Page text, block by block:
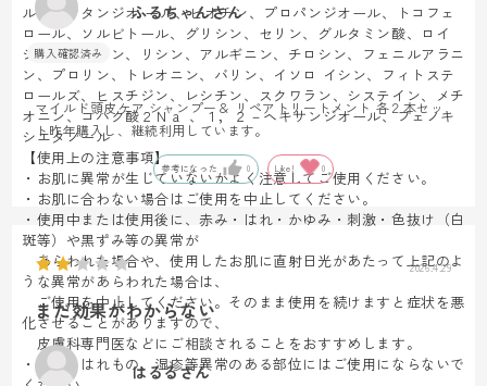
ル、オクタンジオ ール、ビオチン、プロパンジオール、トコフェ
ロール、ソルビトール、グリシン、セリン、グルタミン酸、ロイ
シン、アラニン、リシン、アルギニン、チロシン、フェニルアラニ
ン、プロリン、トレオニン、バリン、イソロ イシン、フィトステ
ロールズ、ヒスチジン、レシチン、スクワラン、システイン、メチ
オニン、コハク酸２Ｎａ 、１，２－ヘキサンジオール、フェノキ
シエタノール
【使用上の注意事項】
・お肌に異常が生じていないかよく注意してご使用ください。
・お肌に合わない場合はご使用を中止してください。
・使用中または使用後に、赤み・はれ・かゆみ・刺激・色抜け（白
斑等）や黒ずみ等の異常が
あらわれた場合や、使用したお肌に直射日光があたって上記のよ
うな異常があらわれた場合は、
ご使用を中止してください。そのまま使用を続けますと症状を悪
化させることがありますので、
皮膚科専門医などにご相談されることをおすすめします。
・キズ、はれもの、湿疹等異常のある部位にはご使用にならないで
ふるちゃんさん
マイルド頭皮ケア シャンプー＆ リペアトリートメント 各２本セッ
ト昨年購入し、継続利用しています。
参考になった 0 Like! 0
2026.4.29
まだ効果がわからない
はるるさん